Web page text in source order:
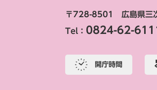
〒728-8501 広島県三
Tel： 0824-62-
開庁時間